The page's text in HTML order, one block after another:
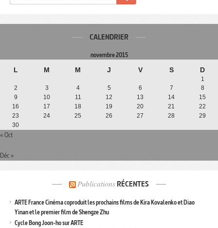
CALENDRIER
novembre 2015
L M M J V S D
1
2
3 4 5 6 7
8
9
10 11 12 13 14
15
16
17 18 19 20 21
22
23
24 25 26 27 28
29
30
« Oct
Déc »
Publications RÉCENTES
ARTE France Cinéma coproduit les prochains films de Kira Kovalenko et Diao
Yinan et le premier film de Shengze Zhu
Cycle Bong Joon-ho sur ARTE